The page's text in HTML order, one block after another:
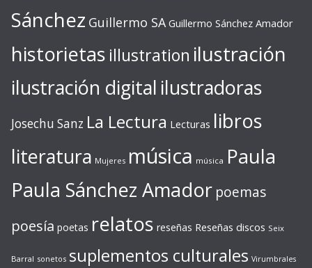
Sánchez Guillermo SA Guillermo Sánchez Amador
historietas illustration ilustración
ilustración digital ilustradoras
Josechu Sanz La Lectura Lecturas libros
literatura Mujeres música música Paula
Paula Sánchez Amador poemas
poesía poetas relatos reseñas Reseñas discos Seix
Barral sonetos suplementos culturales Virumbrales